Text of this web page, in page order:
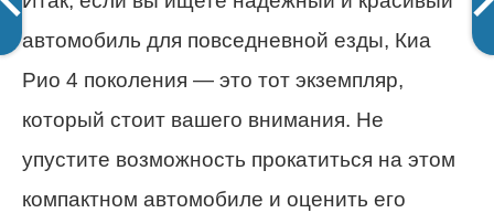
автомобиль для повседневной езды, Киа
Рио 4 поколения — это тот экземпляр,
который стоит вашего внимания. Не
упустите возможность прокатиться на этом
компактном автомобиле и оценить его